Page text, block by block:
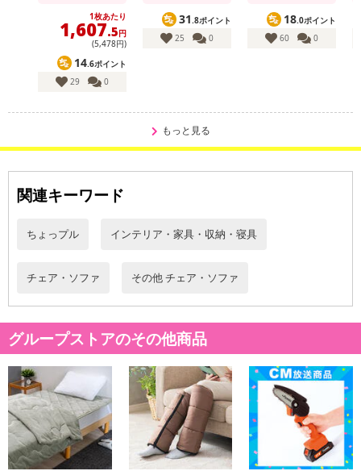
キッチンでの立ち仕事を軽減するキッチンチェア。座りながら高さ
調節が可能！ガス圧式だからワンタッチでスッと昇降します。座面
は回転式です。足を乗せられるフットレスト付き。キャスター部
は、固定脚に取り替え可能です。
キッチン以外に、リモートワーク・テレワーク等のパソコンチェア
や、カウンタースツールとしても活躍します。
1枚あたり
1,607.5円
(5,478円)
14.6ポイント
29
0
31 .8ポイント
25
0
18.0ポイント
60
0
もっと見る
関連キーワード
ちょっプル インテリア・家具・収納・寝具
チェア・ソファ その他 チェア・ソファ
グループストアのその他商品